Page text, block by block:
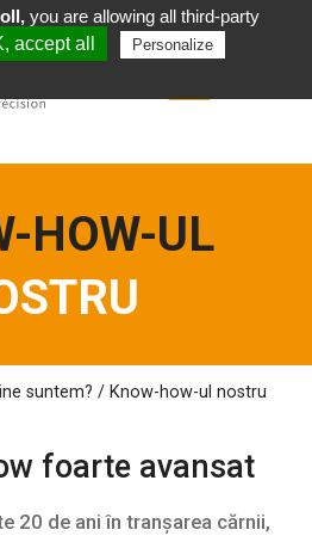
Română
HOW-UL
suntem? / Know-how-ul nostru
foarte avansat
20 de ani în tranșarea cărnii,
you are allowing all third-party
accept all Personalize